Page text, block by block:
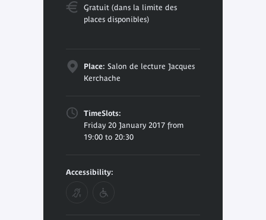
Gratuit (dans la limite des
places disponibles)
Place: Salon de lecture Jacques
Kerchache
TimeSlots:
Friday 20 January 2017 from
19:00 to 20:30
Accessibility: